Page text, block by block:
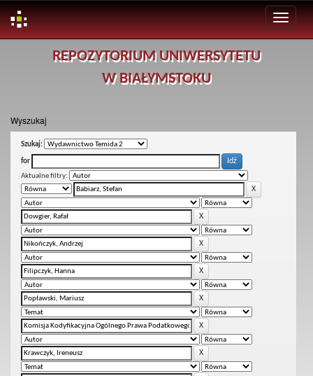
REPOZYTORIUM UNIWERSYTETU
W BIAŁYMSTOKU
Wyszukaj
Szukaj:
for
Aktualne filtry: